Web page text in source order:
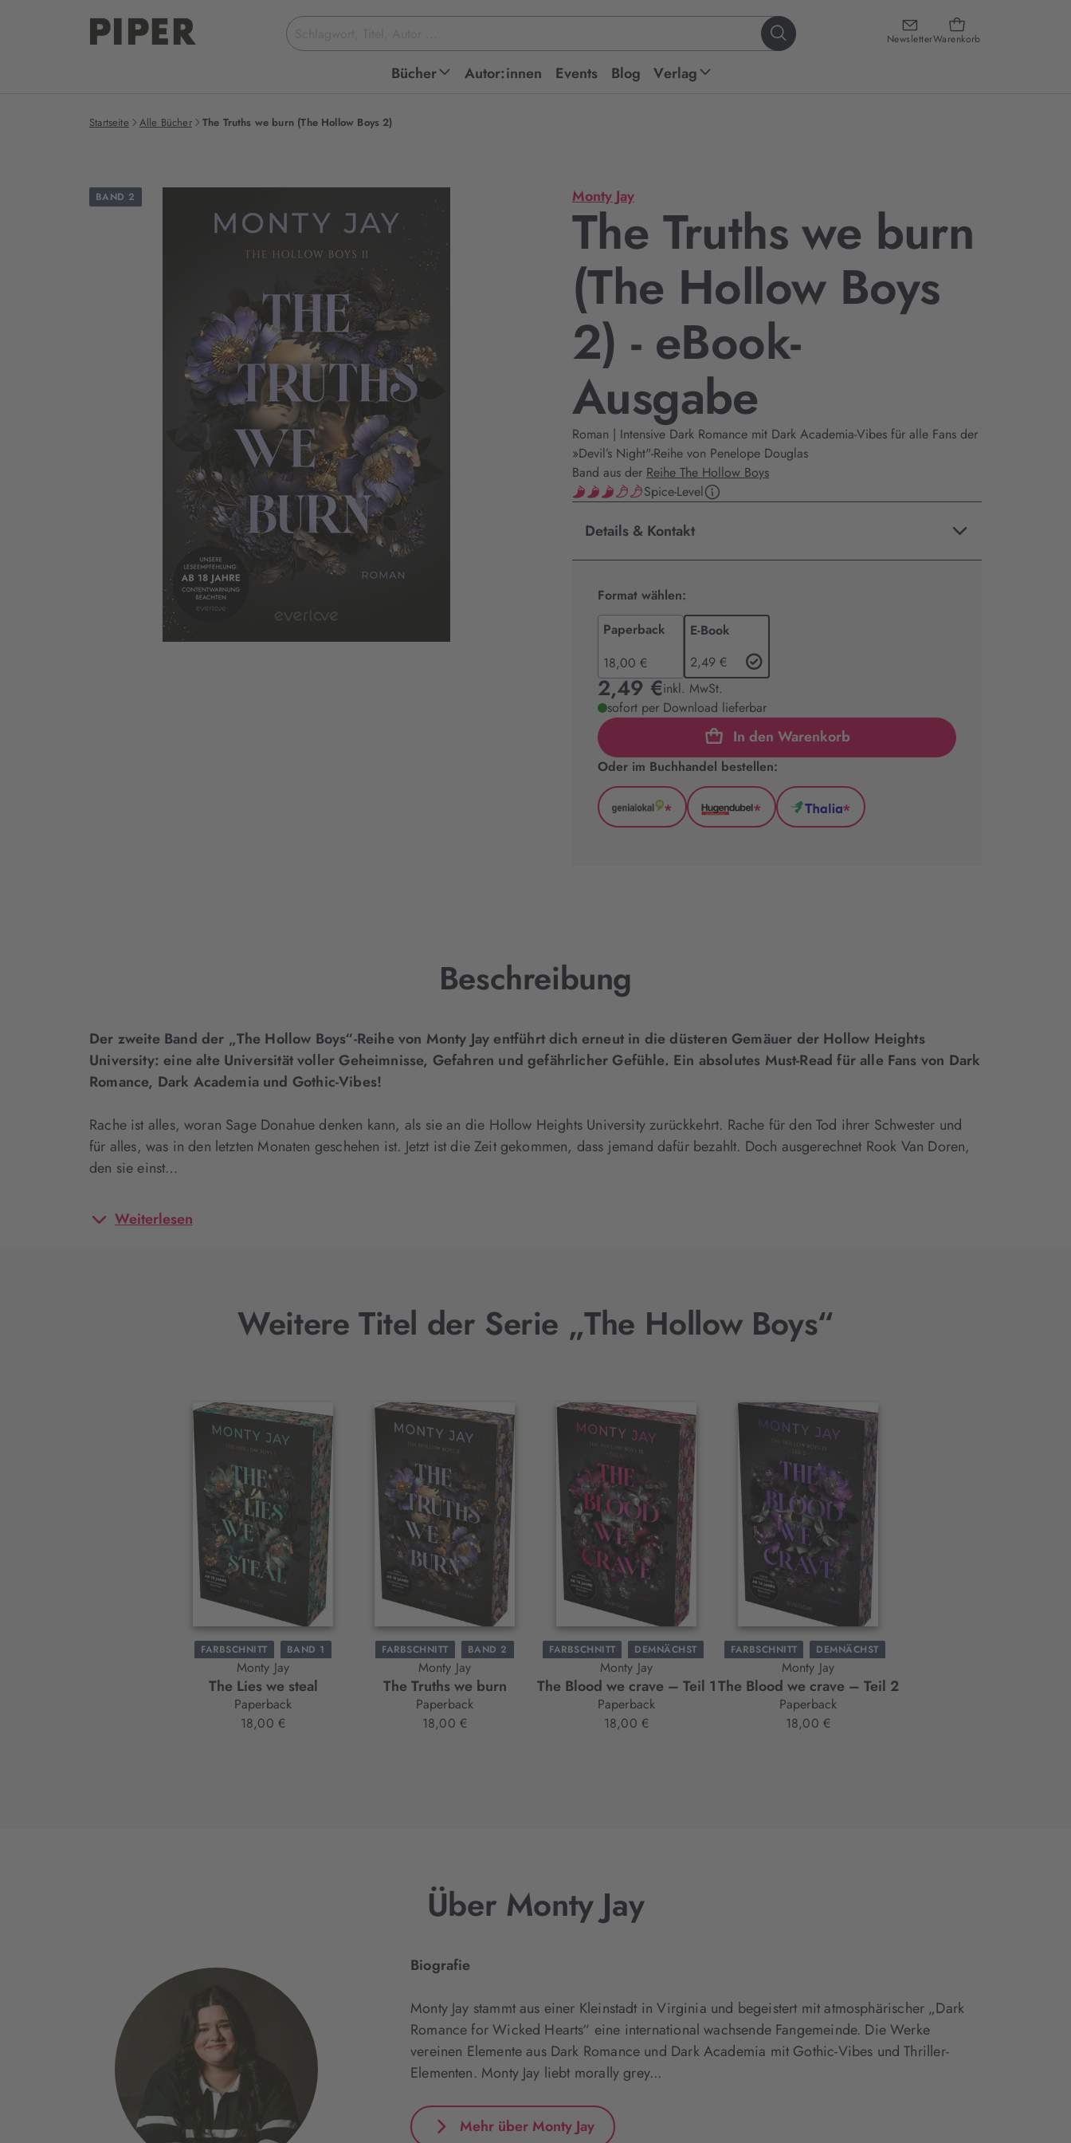
NewsletterWarenkorb
Suchbegriff
eingeben
Bücher Autor:innen Events Blog Verlag
Startseite Alle Bücher The Truths we burn (The Hollow Boys 2)
BAND 2 Monty Jay
The Truths we burn
(The Hollow Boys
2) - eBook-
Ausgabe
Roman | Intensive Dark Romance mit Dark Academia-Vibes für alle Fans der
»Devil’s Night"-Reihe von Penelope Douglas
Band aus der Reihe The Hollow Boys
Spice-Level
Details & Kontakt
Format wählen:
Paperback
18,00 €
E-Book
2,49 €
2,49 €inkl. MwSt.
sofort per Download lieferbar
In den Warenkorb
Oder im Buchhandel bestellen:
GenialLokal
*
Hugendubel
*
Thalia
*
Beschreibung
Der zweite Band der „The Hollow Boys“-Reihe von Monty Jay entführt dich erneut in die düsteren Gemäuer der Hollow Heights
University: eine alte Universität voller Geheimnisse, Gefahren und gefährlicher Gefühle. Ein absolutes Must-Read für alle Fans von Dark
Romance, Dark Academia und Gothic-Vibes!
Rache ist alles, woran Sage Donahue denken kann, als sie an die Hollow Heights University zurückkehrt. Rache für den Tod ihrer Schwester und
für alles, was in den letzten Monaten geschehen ist. Jetzt ist die Zeit gekommen, dass jemand dafür bezahlt. Doch ausgerechnet Rook Van Doren,
den sie einst…
Weiterlesen
Weitere Titel der Serie „The Hollow Boys“
Interaktives
Slider-
Element
FARBSCHNITT BAND 1
Monty Jay
The Lies we steal
Paperback
18,00 €
FARBSCHNITT BAND 2
Monty Jay
The Truths we burn
Paperback
18,00 €
FARBSCHNITT
DEMNÄCHST
BAND 3
Monty Jay
The Blood we crave – Teil 1
Paperback
18,00 €
FARBSCHNITT
DEMNÄCHST
BAND 4
Monty Jay
The Blood we crave – Teil 2
Paperback
18,00 €
Über Monty Jay
Biografie
Monty Jay stammt aus einer Kleinstadt in Virginia und begeistert mit atmosphärischer „Dark
Romance for Wicked Hearts“ eine international wachsende Fangemeinde. Die Werke
vereinen Elemente aus Dark Romance und Dark Academia mit Gothic-Vibes und Thriller-
Elementen. Monty Jay liebt morally grey...
Mehr über Monty Jay